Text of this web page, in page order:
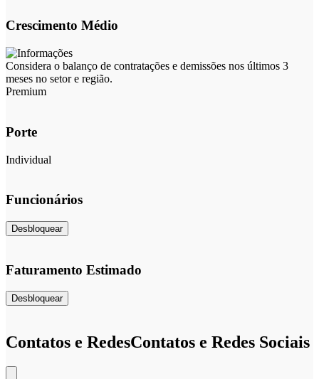
Crescimento Médio
Considera o balanço de contratações e demissões nos últimos 3
meses no setor e região.
Premium
Porte
Individual
Funcionários
Desbloquear
Faturamento Estimado
Desbloquear
Contatos e RedesContatos e Redes Sociais